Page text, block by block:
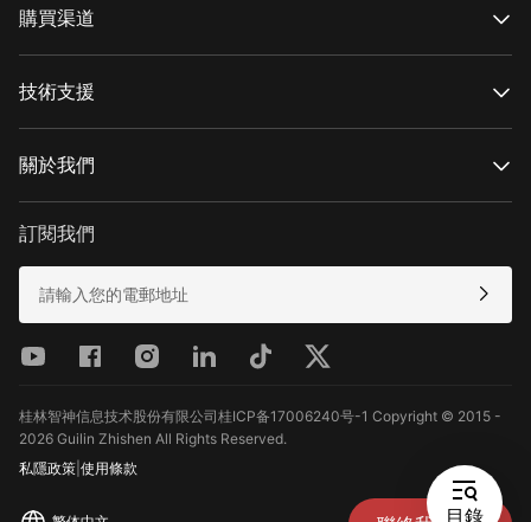
目錄
WEEBILL系列
SMOOTH 系列
FIVERAY 系列
購買渠道
授權網上商店
搜尋經銷商
技術支援
下載
維修服務
查看相機兼容性
關於我們
新聞中心
聯絡我們
反饋
訂閱我們
桂林智神信息技术股份有限公司桂ICP备17006240号-1 Copyright © 2015 -
2026 Guilin Zhishen All Rights Reserved.
私隱政策 使用條款